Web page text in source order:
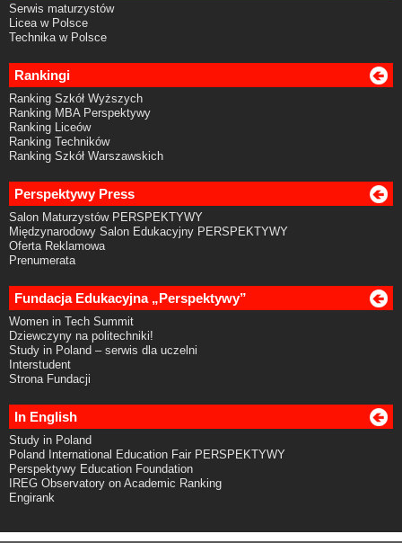
Serwis maturzystów
Licea w Polsce
Technika w Polsce
Rankingi
Ranking Szkół Wyższych
Ranking MBA Perspektywy
Ranking Liceów
Ranking Techników
Ranking Szkół Warszawskich
Perspektywy Press
Salon Maturzystów PERSPEKTYWY
Międzynarodowy Salon Edukacyjny PERSPEKTYWY
Oferta Reklamowa
Prenumerata
Fundacja Edukacyjna „Perspektywy”
Women in Tech Summit
Dziewczyny na politechniki!
Study in Poland – serwis dla uczelni
Interstudent
Strona Fundacji
In English
Study in Poland
Poland International Education Fair PERSPEKTYWY
Perspektywy Education Foundation
IREG Observatory on Academic Ranking
Engirank